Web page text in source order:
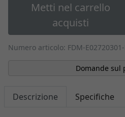
Metti nel carrello
acquisti
Numero articolo: FDM-
Domande sul
Descrizione Specifiche